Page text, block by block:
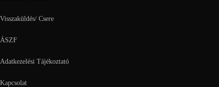
Visszaküldés/ Csere
ÁSZF
Adatkezelési Tájékoztató
Kapcsolat